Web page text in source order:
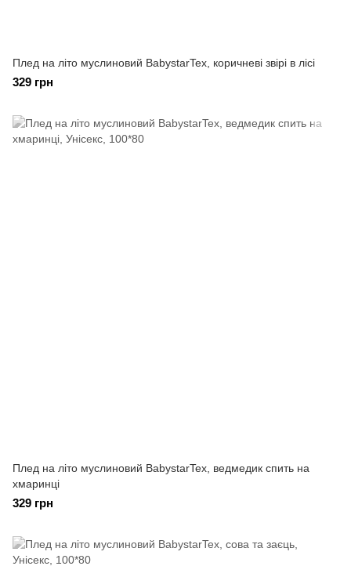
Плед на літо муслиновий BabystarTex, коричневі звірі в лісі
329 грн
Плед на літо муслиновий BabystarTex, ведмедик спить на
хмаринці
329 грн